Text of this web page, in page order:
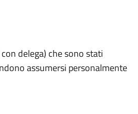
delega) che sono stati
assumersi personalmente